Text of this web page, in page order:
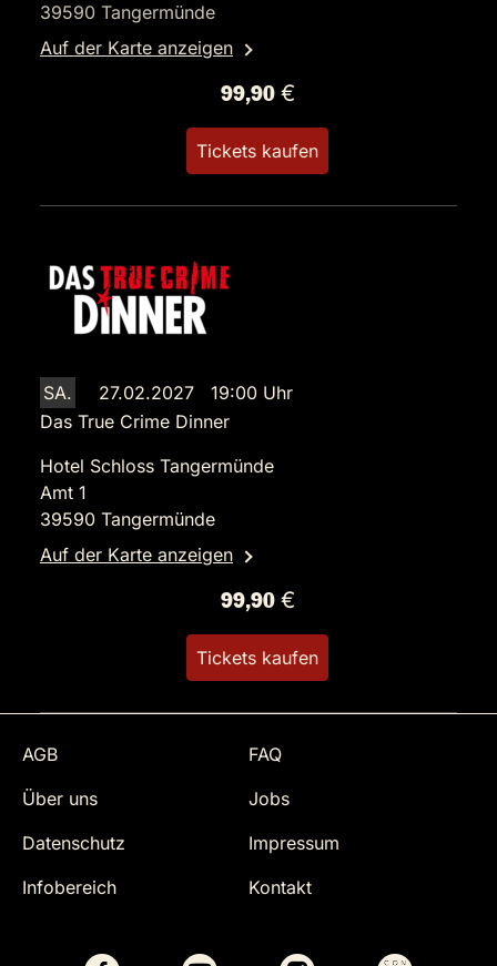
39590 Tangermünde
Auf der Karte anzeigen
99,90 €
Tickets kaufen
SA.
27.02.2027 19:00 Uhr
Das True Crime Dinner
Hotel Schloss Tangermünde
Amt 1
39590 Tangermünde
Auf der Karte anzeigen
99,90 €
Tickets kaufen
AGB
FAQ
Über uns
Jobs
Datenschutz
Impressum
Infobereich
Kontakt